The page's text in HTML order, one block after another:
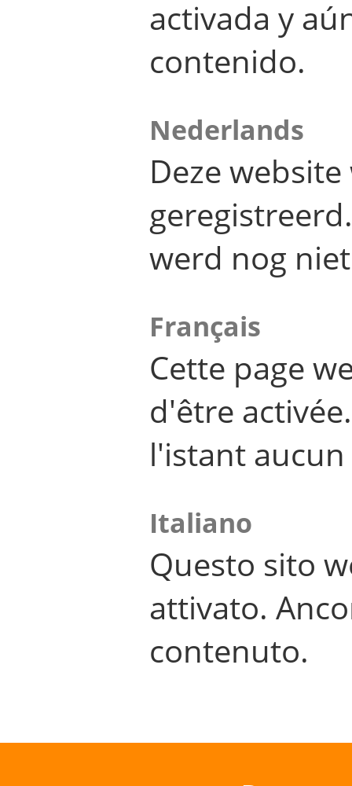
activada y
contenido.
Nederlands
Deze
werd nog
Français
Cette page
d'être
l'istant
Italiano
Questo sito
attivato.
contenuto.